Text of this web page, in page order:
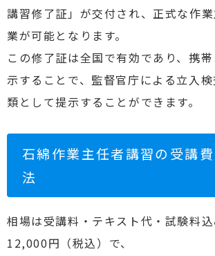
講習修了証」が交付され、正式な作
業が可能となります。
この修了証は全国で有効であり、携
示することで、監督官庁による立入
類として提示することができます。
石綿作業主任者講習の受講
法
相場は受講料・テキスト代・試験料
12,000円（税込）で、